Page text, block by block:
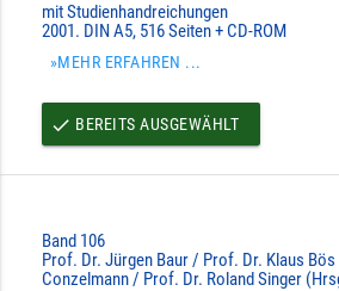
mit Studienhandreichungen
2001. DIN A5, 516 Seiten + CD-ROM
»MEHR ERFAHREN ...
done BEREITS AUSGEWÄHLT
Band 106
Prof. Dr. Jürgen Baur / Prof. Dr. Klaus
Conzelmann / Prof. Dr. Roland Singer